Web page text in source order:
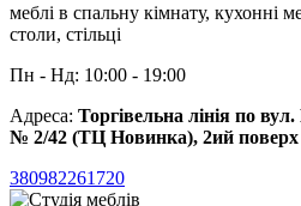
меблі в спальну кімнату, кухонні
столи, стільці
Пн - Нд: 10:00 - 19:00
Адреса: Торгівельна лінія по
№ 2/42 (ТЦ Новинка), 2ий поверх
380982261720